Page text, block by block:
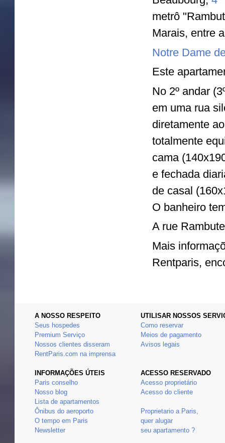
metrô
Marais, entre
Notre Dame
Este
No 2º andar
em uma rua
diretamente
totalmente
cama
e fechada
de casal
O banheiro
A rue
Mais
Rentparis,
A NOSSO RESPEITO
Seus hospedes
Premium Serviço
Nossos clientes disseram
RentParis.com na imprensa
INFORMAÇÕES ÚTEIS
Paris conselho
Nosso blog
Lista de apartamentos
Ônibus do aeroporto
O tempo em Paris
Newsletter
UTILISAR NOSSOS
Como reservar
Meios de pagamento
Avisos legais
ACESSO RESERVADO
Acesso proprietário
Acesso do cliente
Proprietario a Paris,
quer alugar
seu apartamento ?